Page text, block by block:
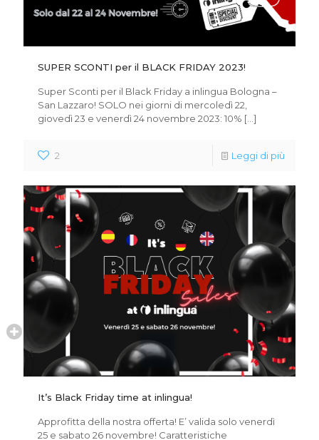
SUPER SCONTI per il BLACK FRIDAY 2023!
Super Sconti per il Black Friday a inlingua Bologna –
San Lazzaro! SOLO nei giorni di mercoledì 22,
giovedì 23 e venerdì 24 novembre 2023: 10% […]
2 Leggi di più
It’s Black Friday time at inlingua!
Approfitta della nostra offerta! E’ valida solo venerdì
25 e sabato 26 novembre! Caratteristiche